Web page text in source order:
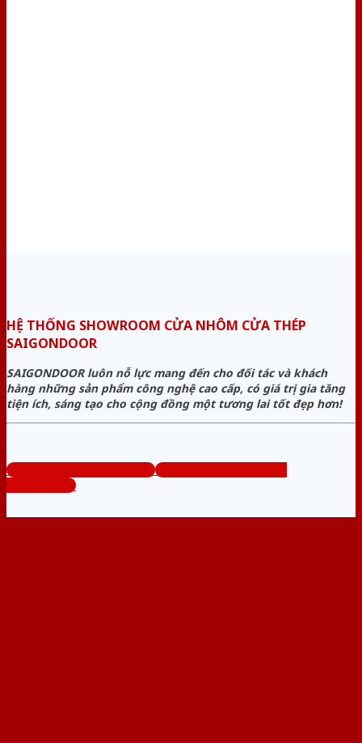
HỆ THỐNG SHOWROOM CỬA NHÔM CỬA THÉP
SAIGONDOOR
SAIGONDOOR luôn nỗ lực mang đến cho đối tác và khách
hàng những sản phẩm công nghệ cao cấp, có giá trị gia tăng
tiện ích, sáng tạo cho cộng đồng một tương lai tốt đẹp hơn!
www.cuanhomcuathep.com
Tổng đài tư vấn miễn phí:
0824.400.400